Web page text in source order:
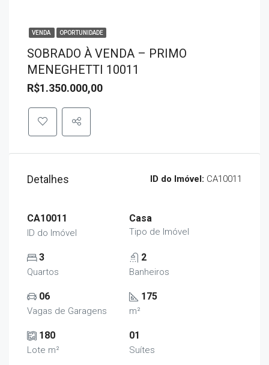
VENDA OPORTUNIDADE
SOBRADO À VENDA – PRIMO
MENEGHETTI 10011
R$1.350.000,00
Detalhes ID do Imóvel: CA10011
CA10011
ID do Imóvel
Casa
Tipo de Imóvel
3
Quartos
2
Banheiros
06
Vagas de Garagens
175
m²
180
Lote m²
01
Suítes